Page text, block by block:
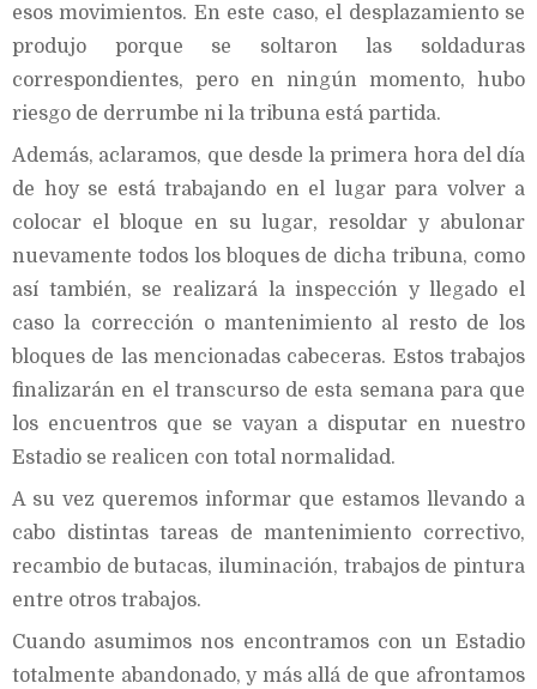
esos movimientos. En este caso, el desplazamiento se
produjo porque se soltaron las soldaduras
correspondientes, pero en ningún momento, hubo
riesgo de derrumbe ni la tribuna está partida.
Además, aclaramos, que desde la primera hora del día
de hoy se está trabajando en el lugar para volver a
colocar el bloque en su lugar, resoldar y abulonar
nuevamente todos los bloques de dicha tribuna, como
así también, se realizará la inspección y llegado el
caso la corrección o mantenimiento al resto de los
bloques de las mencionadas cabeceras. Estos trabajos
finalizarán en el transcurso de esta semana para que
los encuentros que se vayan a disputar en nuestro
Estadio se realicen con total normalidad.
A su vez queremos informar que estamos llevando a
cabo distintas tareas de mantenimiento correctivo,
recambio de butacas, iluminación, trabajos de pintura
entre otros trabajos.
Cuando asumimos nos encontramos con un Estadio
totalmente abandonado, y más allá de que afrontamos